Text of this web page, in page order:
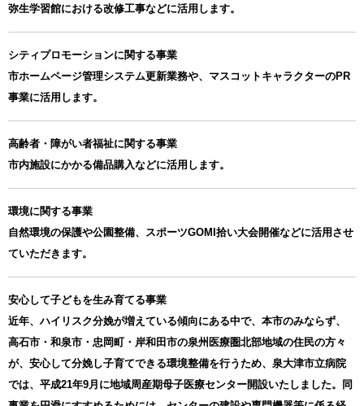
弥生学習館における改修工事などに活用します。
シティプロモーションに関する事業
市ホームページ管理システム更新業務や、マスコットキャラクターのPR
事業に活用します。
高齢者・障がい者福祉に関する事業
市内施設にかかる備品購入などに活用します。
環境に関する事業
自然環境の保護や公園整備、スポーツGOMI拾い大会開催などに活用させ
ていただきます。
安心して子どもを生み育てる事業
近年、ハイリスク分娩が増えている傾向にある中で、本市のみならず、
高石市・和泉市・忠岡町・岸和田市の泉州医療圏北部地域の住民の方々
が、安心して分娩し子育てできる環境整備を行うため、泉大津市立病院
では、平成21年9月に地域周産期母子医療センター開設いたしました。同